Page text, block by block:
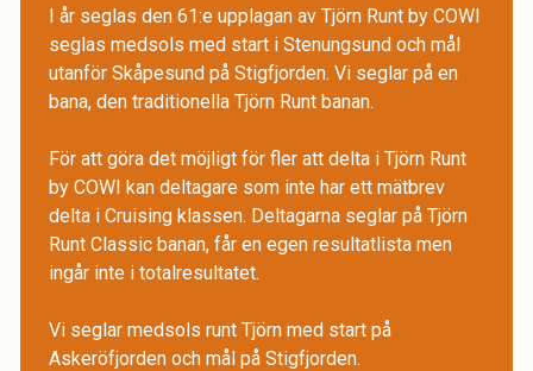
I år seglas den 61:e upplagan av Tjörn Runt by COWI
seglas medsols med start i Stenungsund och mål
utanför Skåpesund på Stigfjorden. Vi seglar på en
bana, den traditionella Tjörn Runt banan.
För att göra det möjligt för fler att delta i Tjörn Runt
by COWI kan deltagare som inte har ett mätbrev
delta i Cruising klassen. Deltagarna seglar på Tjörn
Runt Classic banan, får en egen resultatlista men
ingår inte i totalresultatet.
Vi seglar medsols runt Tjörn med start på
Askeröfjorden och mål på Stigfjorden.